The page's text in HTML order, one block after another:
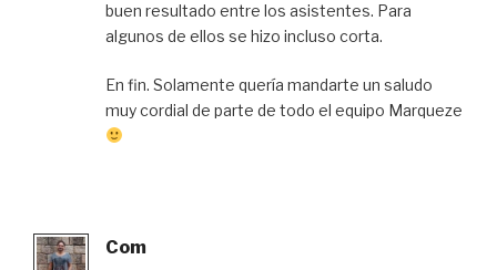
buen resultado entre los asistentes. Para
algunos de ellos se hizo incluso corta.
En fin. Solamente quería mandarte un saludo
muy cordial de parte de todo el equipo Marqueze
Com